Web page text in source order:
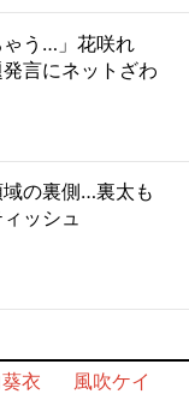
ゃう…」花咲れ
言にネットざわ
の裏側…裏太も
ッシュ
衣
風吹ケイ